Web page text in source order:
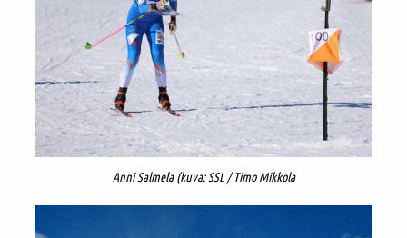
Anni Salmela (kuva: SSL / Timo Mikkola